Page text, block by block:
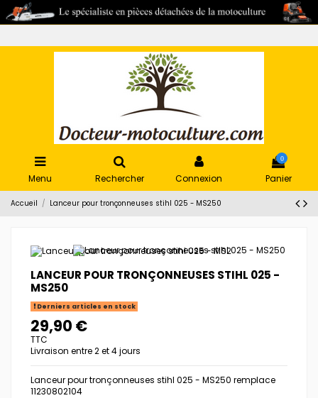
Menu Rechercher Connexion
0
Panier
Accueil Lanceur pour tronçonneuses stihl 025 - MS250
LANCEUR POUR TRONÇONNEUSES STIHL 025 -
MS250
Derniers articles en stock
29,90 €
TTC
Livraison entre 2 et 4 jours
Lanceur pour tronçonneuses stihl 025 - MS250 remplace
11230802104